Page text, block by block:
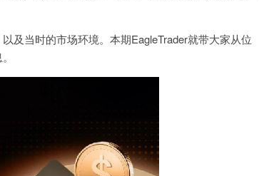
及当时的市场环境。本期EagleTrader就带大家从位